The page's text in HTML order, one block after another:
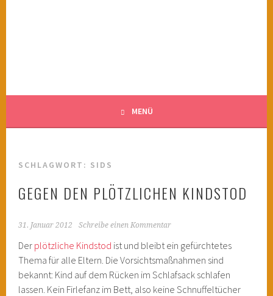
MENÜ
SCHLAGWORT: SIDS
GEGEN DEN PLÖTZLICHEN KINDSTOD
31. Januar 2012 Schreibe einen Kommentar
Der plötzliche Kindstod ist und bleibt ein gefürchtetes
Thema für alle Eltern. Die Vorsichtsmaßnahmen sind
bekannt: Kind auf dem Rücken im Schlafsack schlafen
lassen. Kein Firlefanz im Bett, also keine Schnuffeltücher